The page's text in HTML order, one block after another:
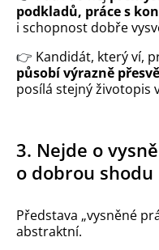
podkladů, práce s
i schopnost dobře
👉 Kandidát, který ví,
působí výrazně
posílá stejný životopis
3. Nejde o
o dobrou shodu
Představa „vysněné
abstraktní.